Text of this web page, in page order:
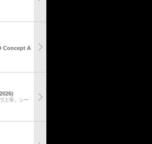
Concept A
上等」シー